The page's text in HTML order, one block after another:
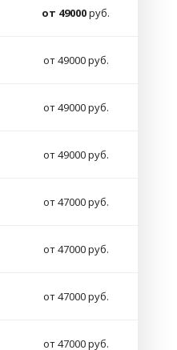
от 49000руб.
от 49000 руб.
от 49000 руб.
от 49000 руб.
от 47000 руб.
от 47000 руб.
от 47000 руб.
от 47000 руб.